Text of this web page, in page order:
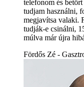
telefonom és
tudjam használni,
megjavítsa valaki.
tudják-e csinálni,
múlva már újra
Fördős Zé -